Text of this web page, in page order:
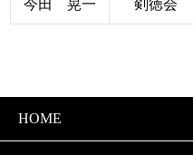
今田 晃一 剣徳会
HOME